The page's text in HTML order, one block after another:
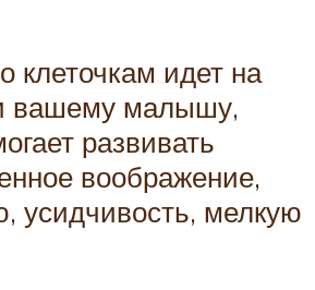
клеточкам идет на
вашему малышу,
развивать
воображение,
усидчивость, мелкую